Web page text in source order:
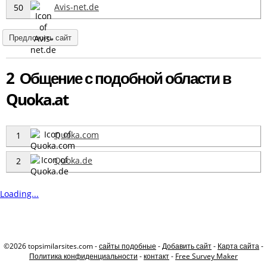
50 Avis-net.de
Предложить сайт
2 Общение с подобной области в
Quoka.at
1 Quoka.com
2 Quoka.de
Loading...
©2026 topsimilarsites.com -сайты подобные -Добавить сайт- Карта сайта-
Политика конфиденциальности -контакт- Free Survey Maker